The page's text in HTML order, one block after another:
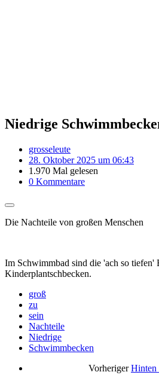
Niedrige
grosseleute
28. Oktober 2025 um 06:43
1.970 Mal gelesen
0 Kommentare
Die Nachteile von großen Menschen
Im Schwimmbad sind die 'ach so tiefen'
Kinderplantschbecken.
groß
zu
sein
Nachteile
Niedrige
Schwimmbecken
Vorheriger Hinten